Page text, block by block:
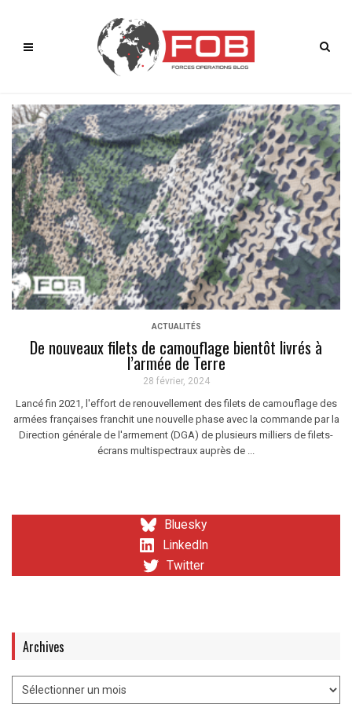
ACTUALITÉS
De nouveaux filets de camouflage bientôt livrés à
l’armée de Terre
28 février, 2024
Lancé fin 2021, l'effort de renouvellement des filets de camouflage des
armées françaises franchit une nouvelle phase avec la commande par la
Direction générale de l'armement (DGA) de plusieurs milliers de filets-
écrans multispectraux auprès de ...
Bluesky
LinkedIn
Twitter
Archives